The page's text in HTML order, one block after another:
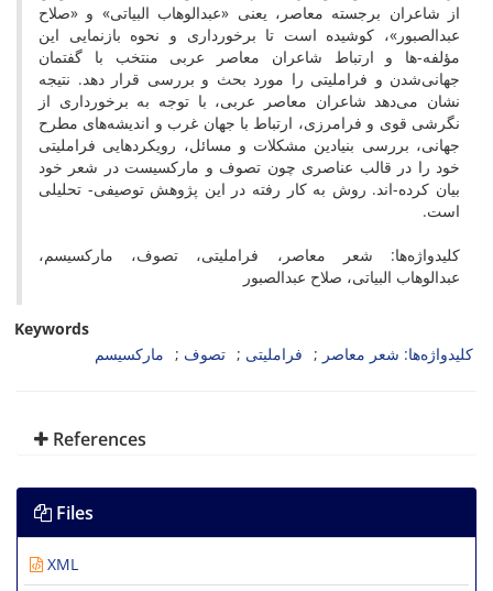
از شاعران برجسته معاصر، یعنی «عبدالوهاب البیاتی» و «صلاح
عبدالصبور»، کوشیده است تا برخورداری و نحوه بازنمایی این
مؤلفه-ها و ارتباط شاعران معاصر عربی منتخب با گفتمان
جهانی‌شدن و فراملیتی را مورد بحث و بررسی قرار دهد. نتیجه
نشان می‌دهد شاعران معاصر عربی، با توجه به برخورداری از
نگرشی قوی و فرامرزی، ارتباط با جهان غرب و اندیشه‌های مطرح
جهانی، بررسی بنیادین مشکلات و مسائل، رویکردهایی فراملیتی
خود را در قالب عناصری چون تصوف و مارکسیست در شعر خود
بیان کرده-اند. روش به کار رفته در این پژوهش توصیفی- تحلیلی
است.
کلیدواژه‌ها: شعر معاصر، فراملیتی، تصوف، مارکسیسم،
عبدالوهاب البیاتی، صلاح عبدالصبور
Keywords
کلیدواژه‌ها: شعر معاصر
فراملیتی تصوف مارکسیسم
References
Files
XML